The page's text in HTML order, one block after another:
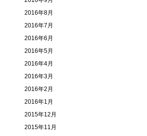
2016年8月
2016年7月
2016年6月
2016年5月
2016年4月
2016年3月
2016年2月
2016年1月
2015年12月
2015年11月